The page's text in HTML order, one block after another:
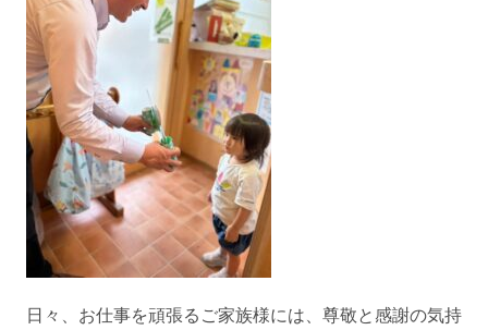
日々、お仕事を頑張るご家族様には、尊敬と感謝の気持